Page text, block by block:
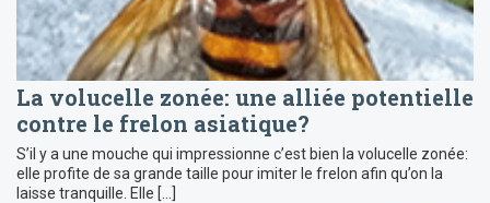
La volucelle zonée: une alliée potentielle
contre le frelon asiatique?
S’il y a une mouche qui impressionne c’est bien la volucelle zonée:
elle profite de sa grande taille pour imiter le frelon afin qu’on la
laisse tranquille. Elle […]